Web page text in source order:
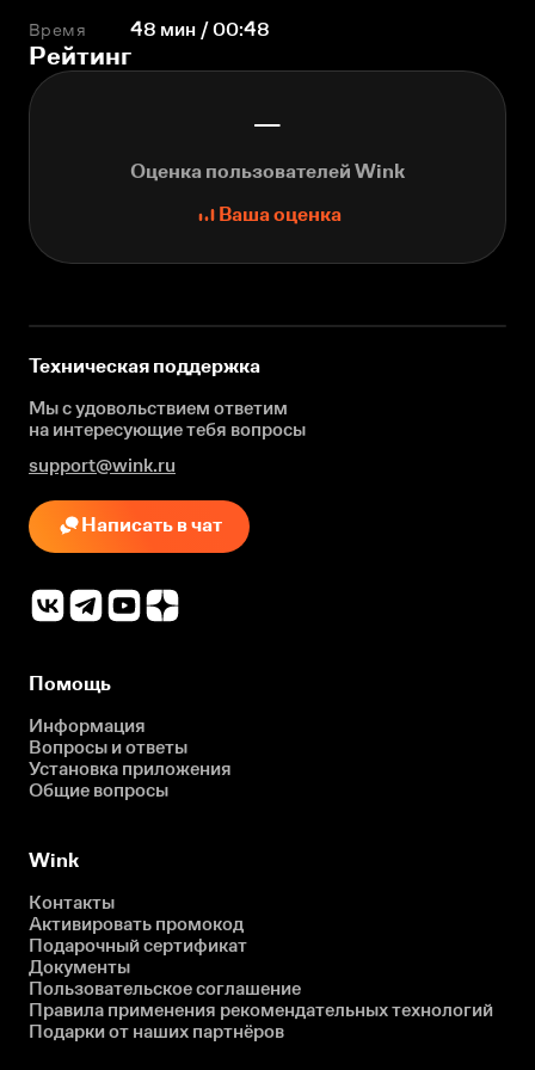
Время 48 мин / 00:48
Рейтинг
—
Оценка пользователей Wink
Ваша оценка
Техническая поддержка
Мы с удовольствием ответим
на интересующиетебя вопросы
support@wink.ru
Написать в чат
Помощь
Информация
Вопросы и ответы
Установка приложения
Общие вопросы
Wink
Контакты
Активировать промокод
Подарочный сертификат
Документы
Пользовательское соглашение
Правила применения рекомендательных технологий
Подарки от наших партнёров